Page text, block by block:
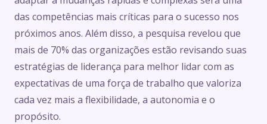
das competências mais críticas para o sucesso nos
próximos anos. Além disso, a pesquisa revelou que
mais de 70% das organizações estão revisando suas
estratégias de liderança para melhor lidar com as
expectativas de uma força de trabalho que valoriza
cada vez mais a flexibilidade, a autonomia e o
propósito.